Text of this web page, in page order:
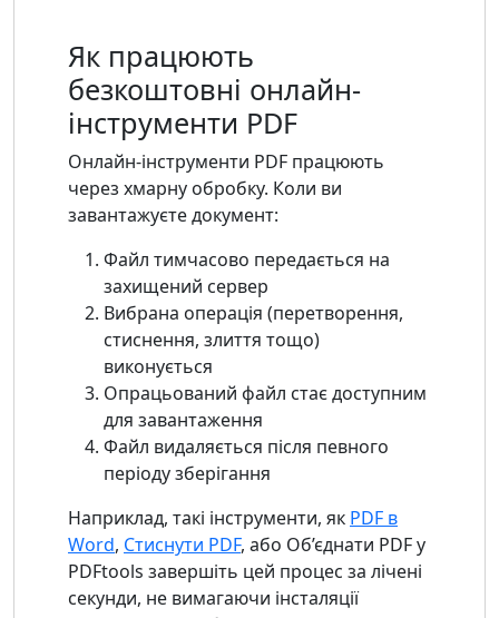
Як працюють
безкоштовні онлайн-
інструменти PDF
Онлайн-інструменти PDF працюють
через хмарну обробку. Коли ви
завантажуєте документ:
Файл тимчасово передається на
захищений сервер
Вибрана операція (перетворення,
стиснення, злиття тощо)
виконується
Опрацьований файл стає доступним
для завантаження
Файл видаляється після певного
періоду зберігання
Наприклад, такі інструменти, як PDF в
Word, Стиснути PDF, або Об’єднати PDF у
PDFtools завершіть цей процес за лічені
секунди, не вимагаючи інсталяції